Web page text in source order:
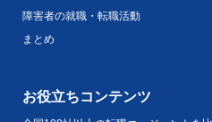
障害者の就職・転職活動
まとめ
お役立ちコンテンツ